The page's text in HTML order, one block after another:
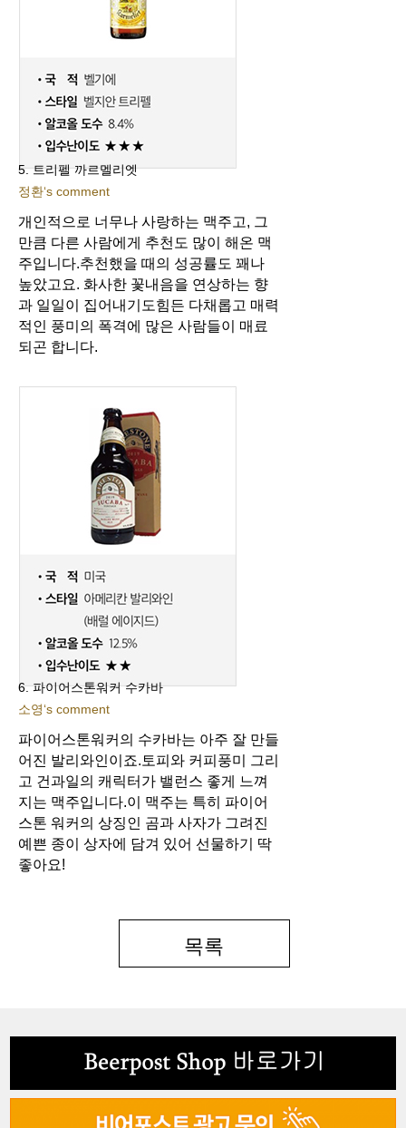
5. 트리펠 까르멜리엣
정환‘s comment
개인적으로 너무나 사랑하는 맥주고, 그
만큼 다른 사람에게 추천도 많이 해온 맥
주입니다.추천했을 때의 성공률도 꽤나
높았고요. 화사한 꽃내음을 연상하는 향
과 일일이 집어내기도힘든 다채롭고 매력
적인 풍미의 폭격에 많은 사람들이 매료
되곤 합니다.
6. 파이어스톤워커 수카바
소영‘s comment
파이어스톤워커의 수카바는 아주 잘 만들
어진 발리와인이죠. 토피와 커피풍미 그리
고 건과일의 캐릭터가 밸런스 좋게 느껴
지는 맥주입니다.이 맥주는 특히 파이어
스톤 워커의 상징인 곰과 사자가 그려진
예쁜 종이 상자에 담겨 있어 선물하기 딱
좋아요!
목록